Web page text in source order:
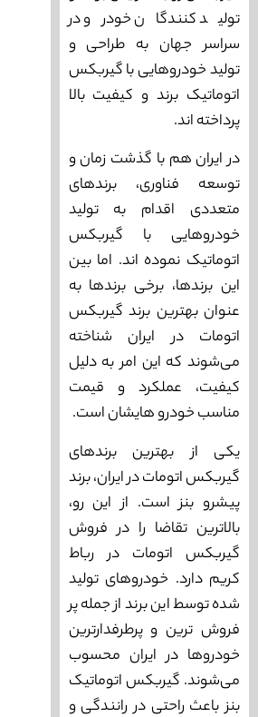
تولید کنندگان خودرو در
سراسر جهان به طراحی و
تولید خودروهایی با گیربکس
اتوماتیک برند و کیفیت بالا
پرداخته ‌اند.
در ایران هم با گذشت زمان و
توسعه فناوری، برندهای
متعددی اقدام به تولید
خودروهایی با گیربکس
اتوماتیک نموده ‌اند. اما بین
این برندها، برخی برندها به
عنوان بهترین برند گیربکس
اتومات در ایران شناخته
می‌‌‌شوند که این امر به دلیل
کیفیت، عملکرد و قیمت
مناسب خودرو هایشان است.
یکی از بهترین برندهای
گیربکس اتومات در ایران، برند
پیشرو بنز است. از این رو،
بالاترین تقاضا را در فروش
گیربکس اتومات در رباط
کریم دارد. خودروهای تولید
شده توسط این برند از جمله پر
فروش ‌ترین و پرطرفدارترین
خودروها در ایران محسوب
می‌‌‌شوند. گیربکس اتوماتیک
بنز باعث راحتی در رانندگی و